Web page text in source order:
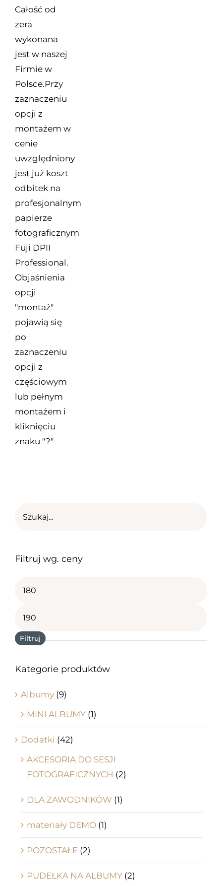
Całość od
zera
wykonana
jest w naszej
Firmie w
Polsce.Przy
zaznaczeniu
opcji z
montażem w
cenie
uwzględniony
jest już koszt
odbitek na
profesjonalnym
papierze
fotograficznym
Fuji DPII
Professional.
Objaśnienia
opcji
"montaż"
pojawią się
po
zaznaczeniu
opcji z
częściowym
lub pełnym
montażem i
kliknięciu
znaku "?"
Filtruj wg. ceny
Filtruj
Kategorie produktów
Albumy (9)
MINI ALBUMY (1)
Dodatki (42)
AKCESORIA DO SESJI
FOTOGRAFICZNYCH (2)
DLA ZAWODNIKÓW (1)
materiały DEMO (1)
POZOSTAŁE (2)
PUDEŁKA NA ALBUMY (2)